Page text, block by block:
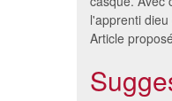
l'apprenti
Article
Set